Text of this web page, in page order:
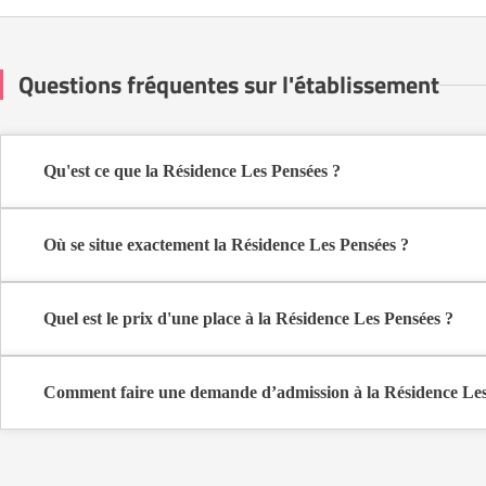
Questions fréquentes sur l'établissement
Qu'est ce que la Résidence Les Pensées ?
Où se situe exactement la Résidence Les Pensées ?
Quel est le prix d'une place à la Résidence Les Pensées ?
Comment faire une demande d’admission à la Résidence
coûts et les démarches administratives nécessaires.